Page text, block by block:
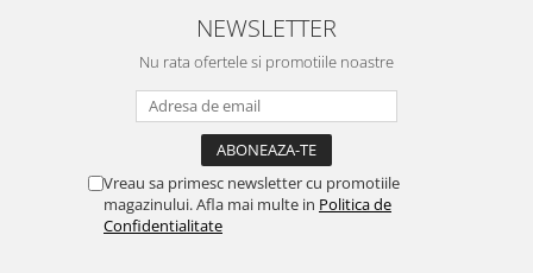
NEWSLETTER
Nu rata ofertele si promotiile noastre
Vreau sa primesc newsletter cu promotiile
magazinului. Afla mai multe in Politica de
Confidentialitate